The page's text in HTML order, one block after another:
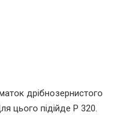
дрібнозернистого
цього підійде Р 320.